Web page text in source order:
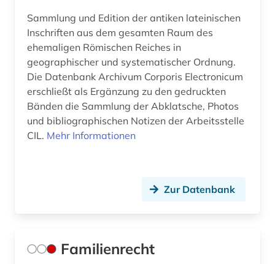
calvin, jean | theologe; reformator (1)
carl de (1)
cd-rom (2)
chemie (5)
china (2)
Sammlung und Edition der antiken lateinischen
Inschriften aus dem gesamten Raum des
ehemaligen Römischen Reiches in
geographischer und systematischer Ordnung.
Die Datenbank Archivum Corporis Electronicum
erschließt als Ergänzung zu den gedruckten
Bänden die Sammlung der Abklatsche, Photos
und bibliographischen Notizen der Arbeitsstelle
CIL. Mehr Informationen
Zur Datenbank
Familienrecht